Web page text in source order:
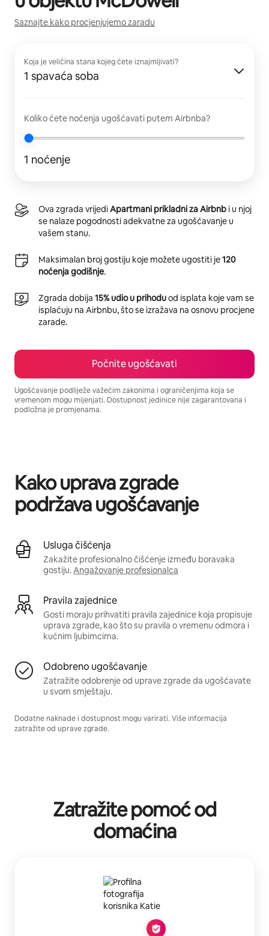
Saznajte kako procjenjujemo zaradu
Koja je veličina stana kojeg ćete iznajmljivati?
1 spavaća soba
Koliko ćete noćenja ugošćavati putem Airbnba?
1 noćenje
Ova zgrada vrijediApartmani prikladni za Airbnb i u njoj
se nalaze pogodnosti adekvatne za ugošćavanje u
vašem stanu.
Maksimalan broj gostiju koje možete ugostiti je120
noćenja godišnje.
Zgrada dobija 15% udio u prihoduod isplata koje vam se
isplaćuju na Airbnbu, što se izražava na osnovu procjene
zarade.
Počnite ugošćavati
Ugošćavanje podliježe važećim zakonima i ograničenjima koja se
vremenom mogu mijenjati. Dostupnost jedinice nije zagarantovana i
podložna je promjenama.
Kako uprava zgrade
podržava ugošćavanje
Usluga čišćenja
Zakažite profesionalno čišćenje između boravaka
gostiju.Angažovanje profesionalca
Pravila zajednice
Gosti moraju prihvatiti pravila zajednice koja propisuje
uprava zgrade, kao što su pravila o vremenu odmora i
kućnim ljubimcima.
Odobreno ugošćavanje
Zatražite odobrenje od uprave zgrade da ugošćavate
u svom smještaju.
Dodatne naknade i dostupnost mogu varirati. Više informacija
zatražite od uprave zgrade.
Zatražite pomoć od
domaćina